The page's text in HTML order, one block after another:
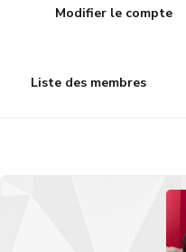
Modifier le compte
Liste des membres